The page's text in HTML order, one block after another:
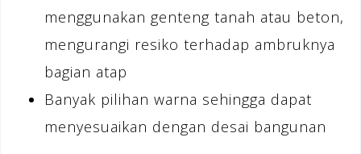
menggunakan genteng tanah atau beton,
mengurangi resiko terhadap ambruknya
bagian atap
Banyak pilihan warna sehingga dapat
menyesuaikan dengan desai bangunan